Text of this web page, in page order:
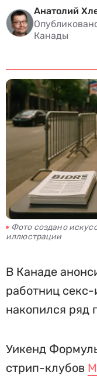
Анатолий
Канады
Фото создано
иллюстрации
В Канаде
работниц
накопился ряд
Уикенд
стрип-клубов